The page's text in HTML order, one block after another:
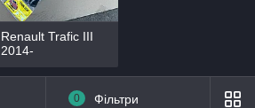
Renault Trafic III
2014-
0 Фільтри